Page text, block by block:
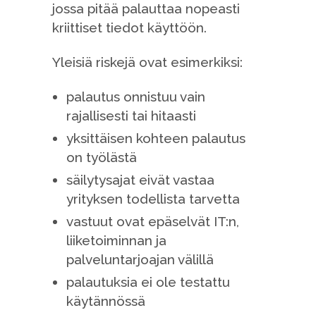
jossa pitää palauttaa nopeasti
kriittiset tiedot käyttöön.
Yleisiä riskejä ovat esimerkiksi:
palautus onnistuu vain
rajallisesti tai hitaasti
yksittäisen kohteen palautus
on työlästä
säilytysajat eivät vastaa
yrityksen todellista tarvetta
vastuut ovat epäselvät IT:n,
liiketoiminnan ja
palveluntarjoajan välillä
palautuksia ei ole testattu
käytännössä